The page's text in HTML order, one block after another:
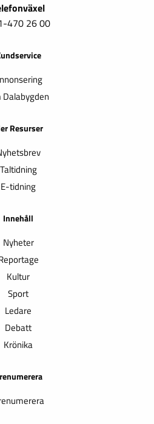
470 26 00
Dalabygden
Resurser
Taltidning
E-tidning
Innehåll
Nyheter
Kultur
Sport
Ledare
Debatt
Krönika